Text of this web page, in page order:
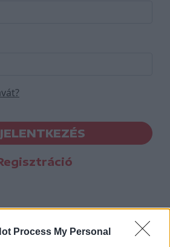
Process My Personal